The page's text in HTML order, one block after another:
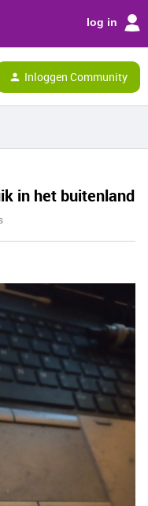
log in
Inloggen Community
in het buitenland